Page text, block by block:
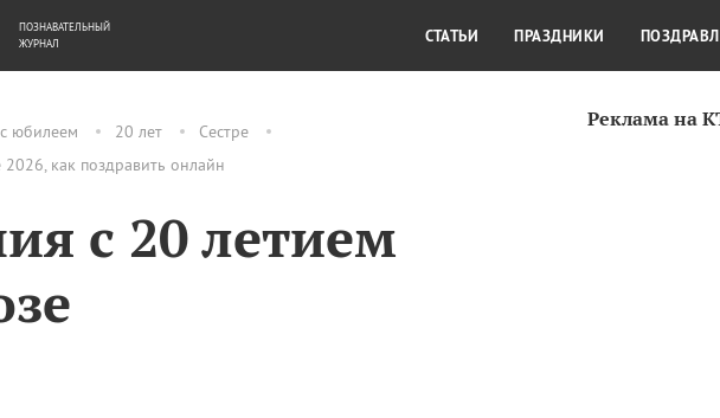
юбилеем 20 лет
Сестре
как поздравить онлайн
с 20 летием
Реклама на
ДЕНЬГИ КУЛЬТУРА
ПОЗНАВАТЕЛЬНЫЙ
ЖУРНАЛ
СТАТЬИ ПРАЗДНИКИ